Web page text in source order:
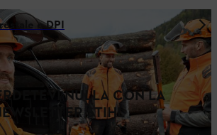
e DPI
NULLA CON LA
STIHL